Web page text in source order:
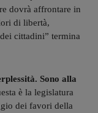
dovrà affrontare in
di libertà,
cittadini” termina
Sono alla
è la legislatura
dei favori della